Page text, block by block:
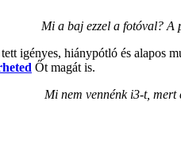
Mi a baj ezzel a fotóval? A
igényes, hiánypótló és alapos
Őt magát is.
Mi nem vennénk i3-t,